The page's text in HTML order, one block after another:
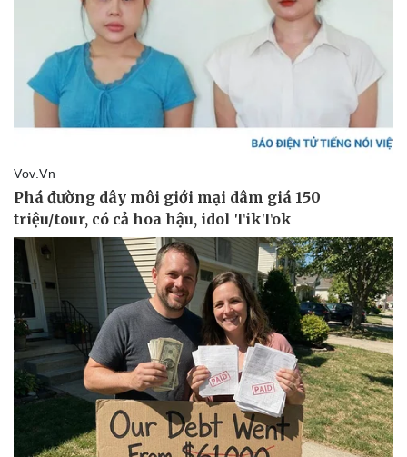
Thể thao
Bóng đá
Thế giới thể thao
eSports
Hậu trường
Ô tô - Xe máy
Ô tô
Xe máy